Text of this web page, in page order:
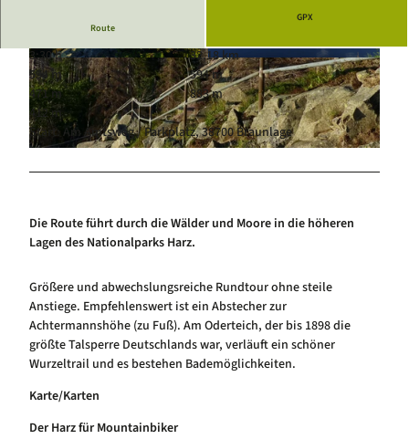
Hundeglück in Schierke
© Volksbank Arena Harz, Harz: Magische Gebir
gswelt
© Volksbank Arena Harz, Harz: Magische Gebir
gswelt
Route
GPX
3:30 h
32,18 km
594 m
594 m
471 m
883 m
412 m
Start: Am Amtsweg / Parkplatz, 38700 Braunlage
Die Route führt durch die Wälder und Moore in die höheren
Lagen des Nationalparks Harz.
Größere und abwechslungsreiche Rundtour ohne steile
Anstiege. Empfehlenswert ist ein Abstecher zur
Achtermannshöhe (zu Fuß). Am Oderteich, der bis 1898 die
größte Talsperre Deutschlands war, verläuft ein schöner
Wurzeltrail und es bestehen Bademöglichkeiten.
Karte/Karten
Der Harz für Mountainbiker